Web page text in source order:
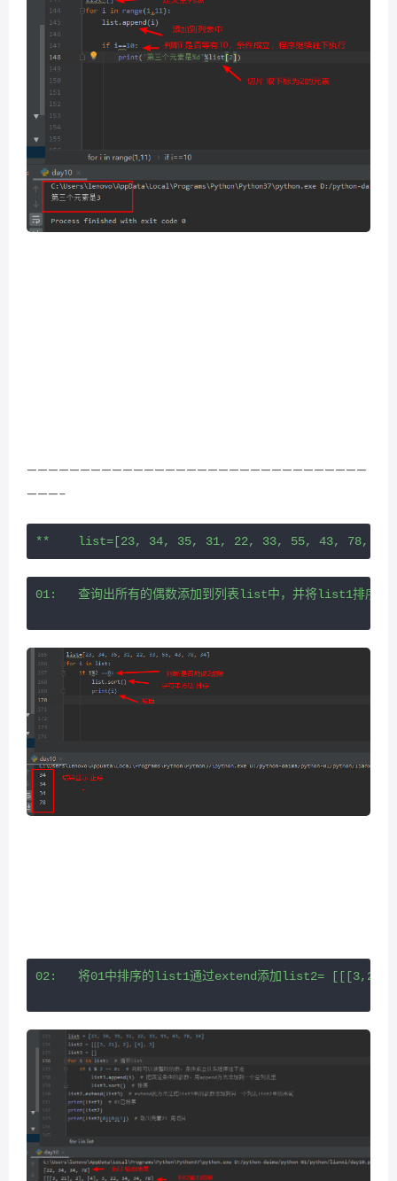
————————————————————————————————
———–
**    list=[23, 34, 35, 31, 22, 33, 55, 43, 78, 34]
01:   查询出所有的偶数添加到列表list中，并将list1排序
02:   将01中排序的list1通过extend添加list2=